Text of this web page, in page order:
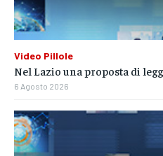
Video Pillole
Nel Lazio una proposta di
6 Agosto 2026